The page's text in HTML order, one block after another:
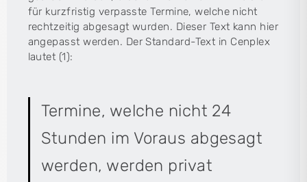
für kurzfristig verpasste Termine, welche nicht
rechtzeitig abgesagt wurden. Dieser Text kann hier
angepasst werden. Der Standard-Text in Cenplex
lautet (1):
Termine, welche nicht 24
Stunden im Voraus abgesagt
werden, werden privat